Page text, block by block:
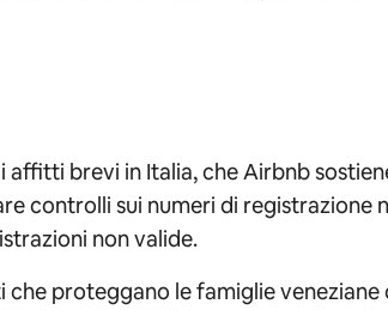
brevi in Italia, che Airbnb
controlli sui numeri di
non valide.
proteggano le famiglie